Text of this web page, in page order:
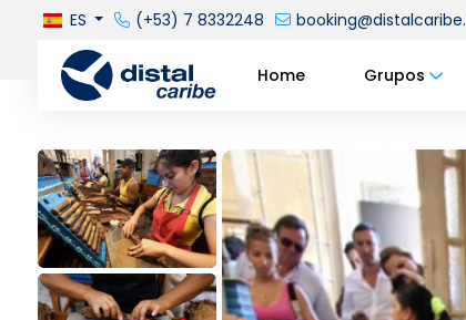
ES (+53) 7 8332248
Home Grupos